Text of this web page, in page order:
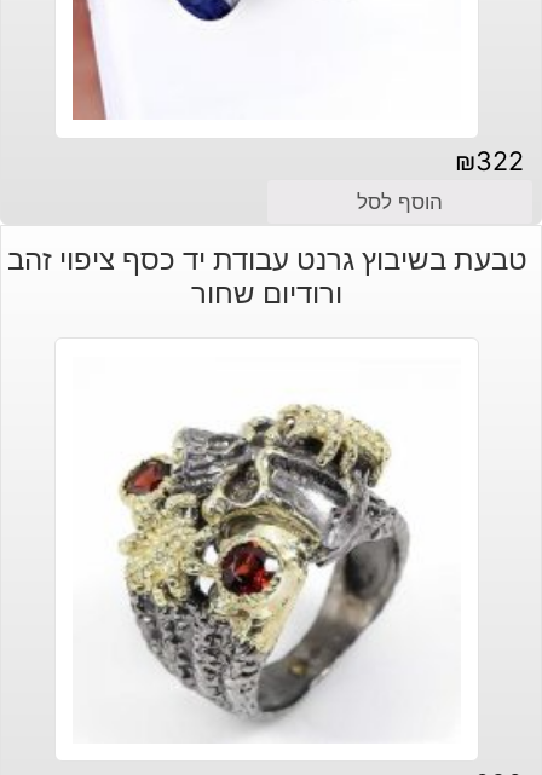
₪322
הוסף לסל
טבעת בשיבוץ גרנט עבודת יד כסף ציפוי זהב
ורודיום שחור